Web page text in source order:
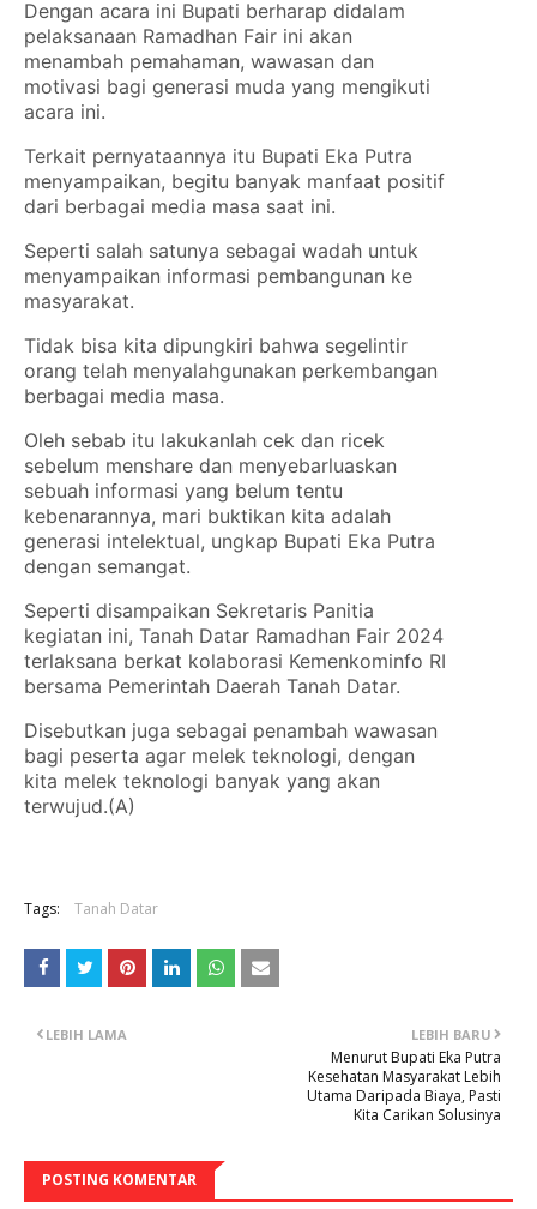
Dengan acara ini Bupati berharap didalam
pelaksanaan Ramadhan Fair ini akan
menambah pemahaman, wawasan dan
motivasi bagi generasi muda yang mengikuti
acara ini.
Terkait pernyataannya itu Bupati Eka Putra
menyampaikan, begitu banyak manfaat positif
dari berbagai media masa saat ini.
Seperti salah satunya sebagai wadah untuk
menyampaikan informasi pembangunan ke
masyarakat.
Tidak bisa kita dipungkiri bahwa segelintir
orang telah menyalahgunakan perkembangan
berbagai media masa.
Oleh sebab itu lakukanlah cek dan ricek
sebelum menshare dan menyebarluaskan
sebuah informasi yang belum tentu
kebenarannya, mari buktikan kita adalah
generasi intelektual, ungkap Bupati Eka Putra
dengan semangat.
Seperti disampaikan Sekretaris Panitia
kegiatan ini, Tanah Datar Ramadhan Fair 2024
terlaksana berkat kolaborasi Kemenkominfo RI
bersama Pemerintah Daerah Tanah Datar.
Disebutkan juga sebagai penambah wawasan
bagi peserta agar melek teknologi, dengan
kita melek teknologi banyak yang akan
terwujud.(A)
Tags: Tanah Datar
LEBIH BARU
Menurut Bupati Eka Putra
Kesehatan Masyarakat Lebih
Utama Daripada Biaya, Pasti
Kita Carikan Solusinya
LEBIH LAMA
POSTING KOMENTAR